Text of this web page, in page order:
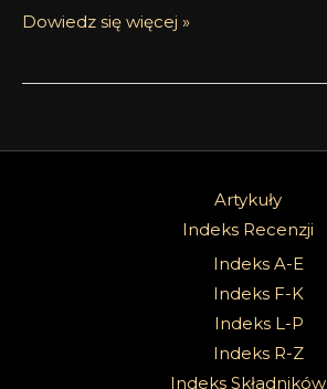
Dowiedz się więcej »
Artykuły
Indeks Recenzji
Indeks A-E
Indeks F-K
Indeks L-P
Indeks R-Z
Indeks Składników